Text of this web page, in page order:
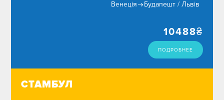
Венеція
Будапешт / Львів
10488₴
ПОДРОБНЕЕ
СТАМБУЛ